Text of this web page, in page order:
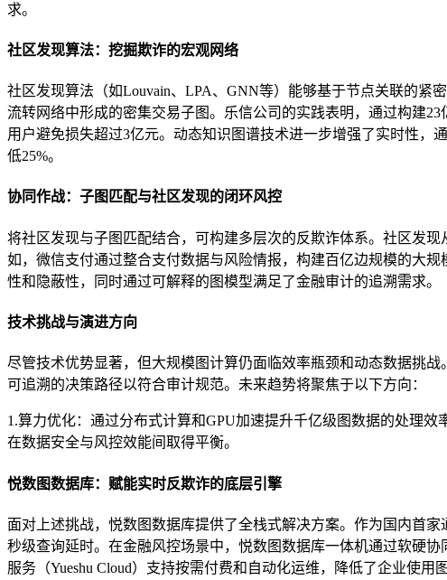
求。
社区发现算法：挖掘欺诈的宏观网络
社区发现算法（如Louvain、LPA、GNN等）能够基于节点关联的
流转网络中形成的密集交易子图。乐信公司的实践表明，通过构建
用户避免损失超过3亿元。动态知识图谱技术进一步增强了实时性，
低25%。
协同作战：子图匹配与社区发现的闭环风控
将社区发现与子图匹配结合，可构建多层次的反欺诈体系。社区发
如，微信支付通过整合支付数据与风险情报，构建百亿边规模的大
性和隐蔽性，同时通过可解释的图模型满足了金融审计的追溯需求。
技术挑战与演进方向
尽管技术优势显著，但大规模图计算仍面临效率瓶颈和动态数据挑
可追溯的决策路径以符合审计规范。未来趋势将聚焦于以下方向：
1.算力优化：通过分布式计算和GPU加速提升千亿级图数据的处理
在数据安全与风控效能间取得平衡。
悦数图数据库：赋能实时反欺诈的底层引擎
面对上述挑战，悦数图数据库提供了全栈式解决方案。作为国内首
秒级查询延时。在金融风控场景中，悦数图数据库一体机通过软硬
服务（Yueshu Cloud）支持按需付费和自动化运维，降低了企业使用